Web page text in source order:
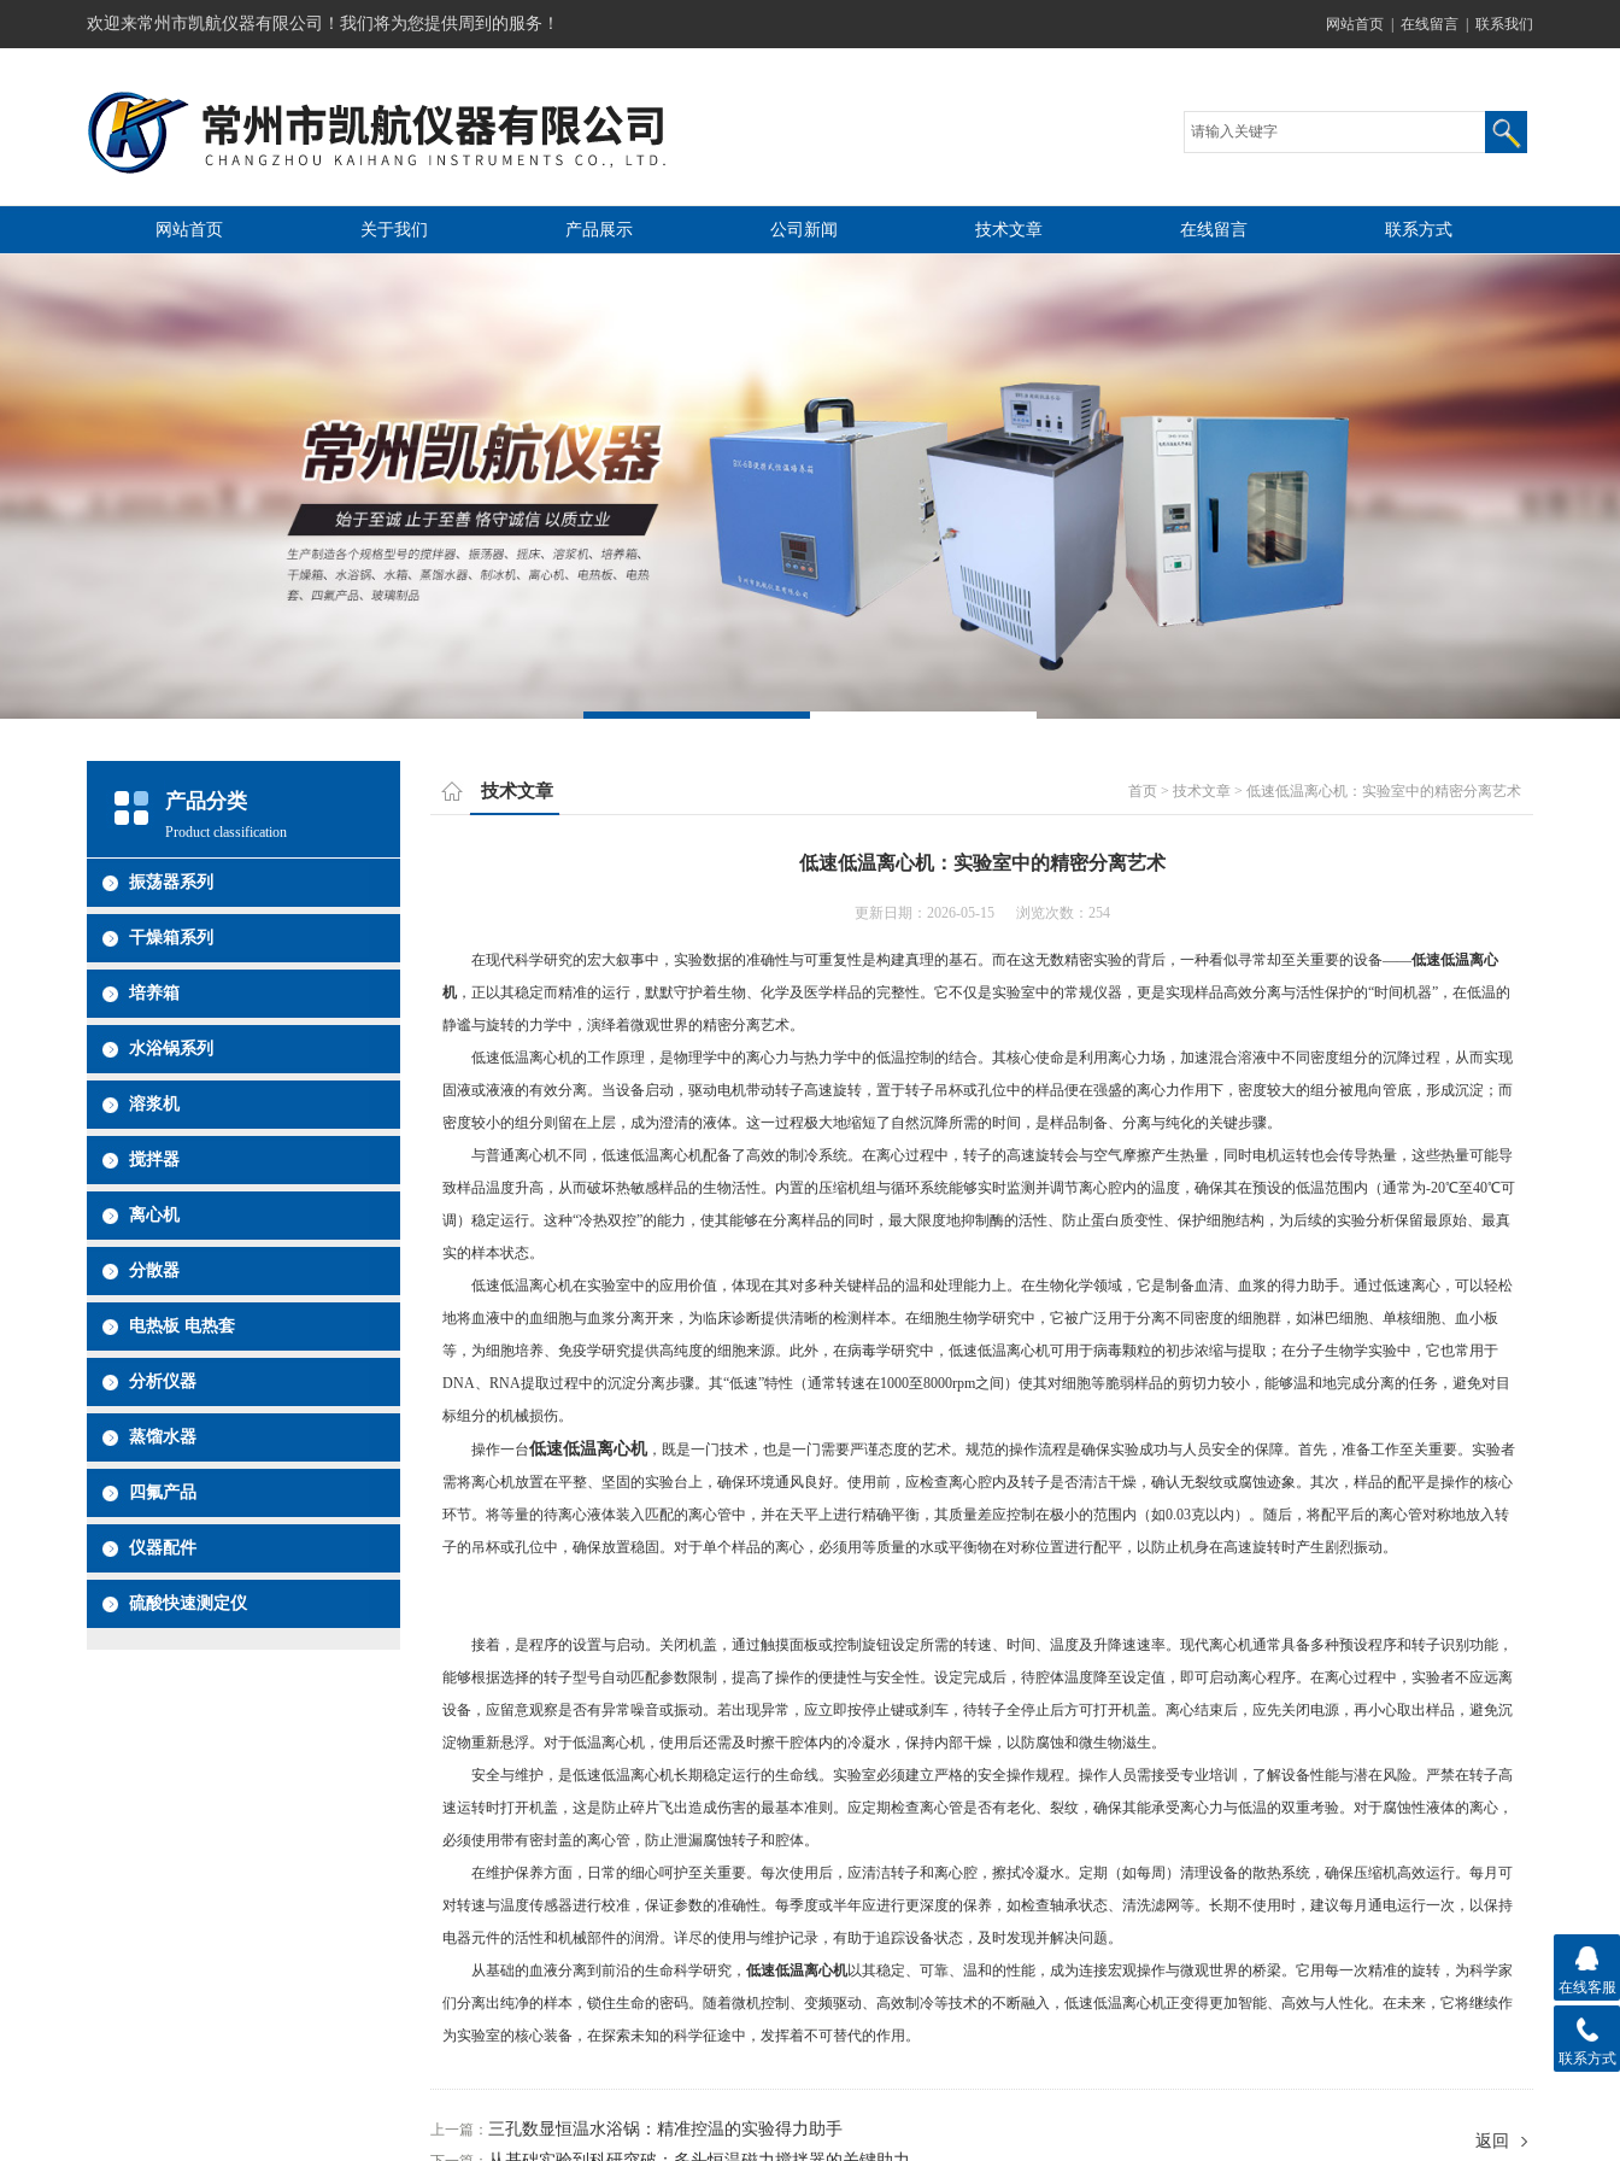
欢迎来常州市凯航仪器有限公司！我们将为您提供周到的服务！ 网站首页 在线留言 联系我们
网站首页 关于我们 产品展示 公司新闻 技术文章 在线留言 联系方式
技术文章 首页 > 技术文章 > 低速低温离心机：实验室中的精密分离艺术
低速低温离心机：实验室中的精密分离艺术
更新日期：2026-05-15 浏览次数：254
在现代科学研究的宏大叙事中，实验数据的准确性与可重复性是构建真理的基石。而在这无数精密实验的背后，一种看似寻常却至关重要的设备——低速低温离心
机，正以其稳定而精准的运行，默默守护着生物、化学及医学样品的完整性。它不仅是实验室中的常规仪器，更是实现样品高效分离与活性保护的“时间机器”，在低温的
静谧与旋转的力学中，演绎着微观世界的精密分离艺术。
低速低温离心机的工作原理，是物理学中的离心力与热力学中的低温控制的结合。其核心使命是利用离心力场，加速混合溶液中不同密度组分的沉降过程，从而实现
固液或液液的有效分离。当设备启动，驱动电机带动转子高速旋转，置于转子吊杯或孔位中的样品便在强盛的离心力作用下，密度较大的组分被甩向管底，形成沉淀；而
密度较小的组分则留在上层，成为澄清的液体。这一过程极大地缩短了自然沉降所需的时间，是样品制备、分离与纯化的关键步骤。
与普通离心机不同，低速低温离心机配备了高效的制冷系统。在离心过程中，转子的高速旋转会与空气摩擦产生热量，同时电机运转也会传导热量，这些热量可能导
致样品温度升高，从而破坏热敏感样品的生物活性。内置的压缩机组与循环系统能够实时监测并调节离心腔内的温度，确保其在预设的低温范围内（通常为-20℃至40℃可
调）稳定运行。这种“冷热双控”的能力，使其能够在分离样品的同时，最大限度地抑制酶的活性、防止蛋白质变性、保护细胞结构，为后续的实验分析保留最原始、最真
实的样本状态。
低速低温离心机在实验室中的应用价值，体现在其对多种关键样品的温和处理能力上。在生物化学领域，它是制备血清、血浆的得力助手。通过低速离心，可以轻松
地将血液中的血细胞与血浆分离开来，为临床诊断提供清晰的检测样本。在细胞生物学研究中，它被广泛用于分离不同密度的细胞群，如淋巴细胞、单核细胞、血小板
等，为细胞培养、免疫学研究提供高纯度的细胞来源。此外，在病毒学研究中，低速低温离心机可用于病毒颗粒的初步浓缩与提取；在分子生物学实验中，它也常用于
DNA、RNA提取过程中的沉淀分离步骤。其“低速”特性（通常转速在1000至8000rpm之间）使其对细胞等脆弱样品的剪切力较小，能够温和地完成分离的任务，避免对目
标组分的机械损伤。
操作一台低速低温离心机，既是一门技术，也是一门需要严谨态度的艺术。规范的操作流程是确保实验成功与人员安全的保障。首先，准备工作至关重要。实验者
需将离心机放置在平整、坚固的实验台上，确保环境通风良好。使用前，应检查离心腔内及转子是否清洁干燥，确认无裂纹或腐蚀迹象。其次，样品的配平是操作的核心
环节。将等量的待离心液体装入匹配的离心管中，并在天平上进行精确平衡，其质量差应控制在极小的范围内（如0.03克以内）。随后，将配平后的离心管对称地放入转
子的吊杯或孔位中，确保放置稳固。对于单个样品的离心，必须用等质量的水或平衡物在对称位置进行配平，以防止机身在高速旋转时产生剧烈振动。
接着，是程序的设置与启动。关闭机盖，通过触摸面板或控制旋钮设定所需的转速、时间、温度及升降速速率。现代离心机通常具备多种预设程序和转子识别功能，
能够根据选择的转子型号自动匹配参数限制，提高了操作的便捷性与安全性。设定完成后，待腔体温度降至设定值，即可启动离心程序。在离心过程中，实验者不应远离
设备，应留意观察是否有异常噪音或振动。若出现异常，应立即按停止键或刹车，待转子全停止后方可打开机盖。离心结束后，应先关闭电源，再小心取出样品，避免沉
淀物重新悬浮。对于低温离心机，使用后还需及时擦干腔体内的冷凝水，保持内部干燥，以防腐蚀和微生物滋生。
安全与维护，是低速低温离心机长期稳定运行的生命线。实验室必须建立严格的安全操作规程。操作人员需接受专业培训，了解设备性能与潜在风险。严禁在转子高
速运转时打开机盖，这是防止碎片飞出造成伤害的最基本准则。应定期检查离心管是否有老化、裂纹，确保其能承受离心力与低温的双重考验。对于腐蚀性液体的离心，
必须使用带有密封盖的离心管，防止泄漏腐蚀转子和腔体。
在维护保养方面，日常的细心呵护至关重要。每次使用后，应清洁转子和离心腔，擦拭冷凝水。定期（如每周）清理设备的散热系统，确保压缩机高效运行。每月可
对转速与温度传感器进行校准，保证参数的准确性。每季度或半年应进行更深度的保养，如检查轴承状态、清洗滤网等。长期不使用时，建议每月通电运行一次，以保持
电器元件的活性和机械部件的润滑。详尽的使用与维护记录，有助于追踪设备状态，及时发现并解决问题。
从基础的血液分离到前沿的生命科学研究， 低速低温离心机以其稳定、可靠、温和的性能，成为连接宏观操作与微观世界的桥梁。它用每一次精准的旋转，为科学家
们分离出纯净的样本，锁住生命的密码。随着微机控制、变频驱动、高效制冷等技术的不断融入，低速低温离心机正变得更加智能、高效与人性化。在未来，它将继续作
为实验室的核心装备，在探索未知的科学征途中，发挥着不可替代的作用。
上一篇： 三孔数显恒温水浴锅：精准控温的实验得力助手
返回
产品分类
Product classification
振荡器系列
干燥箱系列
培养箱
水浴锅系列
溶浆机
搅拌器
离心机
分散器
电热板 电热套
分析仪器
蒸馏水器
四氟产品
仪器配件
硫酸快速测定仪
在线客服
联系方式